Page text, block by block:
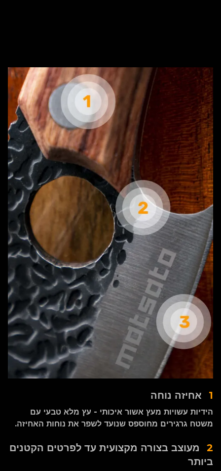
1 אחיזה נוחה
הידיות עשויות מעץ אשור איכותי - עץ מלא טבעי עם
משטח גרגירים מחוספס שנועד לשפר את נוחות האחיזה.
2
מעוצב בצורה מקצועית עד לפרטים הקטנים
ביותר